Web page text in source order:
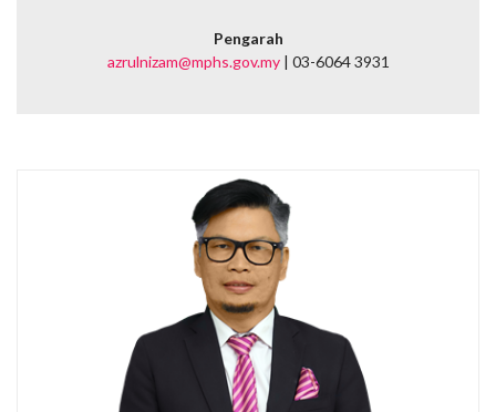
Pengarah
azrulnizam@mphs.gov.my| 03-6064 3931